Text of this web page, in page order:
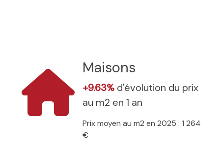
Maisons
+9.63% d'évolution du prix
au m2 en 1 an
Prix moyen au m2 en 2025 : 1 264
€